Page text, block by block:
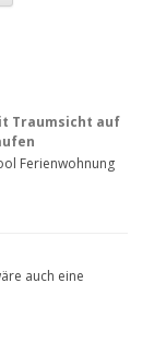
Traumsicht auf
Ferienwohnung
auch eine